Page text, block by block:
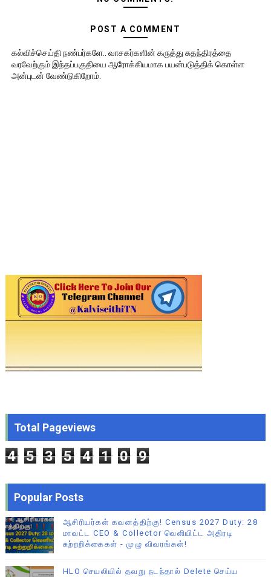
POST A COMMENT
கல்விச்செய்தி நண்பர்களே.. வாசகர்களின் கருத்து சுதந்திரத்தை
வரவேற்கும் இந்தப்பகுதியை ஆரோக்கியமாக பயன்படுத்திக் கொள்ள
அன்புடன் வேண்டுகிறோம்.
Total Pageviews
4 5 3 5 4 1 0 9
Popular Posts
ஆசிரியர்கள் கவனத்திற்கு! Census 2027 Duty: 28
மாவட்ட CEO & Collector வெளியிட்ட அதிரடி
சுற்றறிக்கைகள் - முழு விவரங்கள்!
HLO செயலியில் தவறு நடந்தால் Delete செய்ய